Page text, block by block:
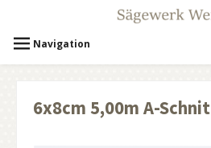
Navigation
6x8cm 5,00m A-